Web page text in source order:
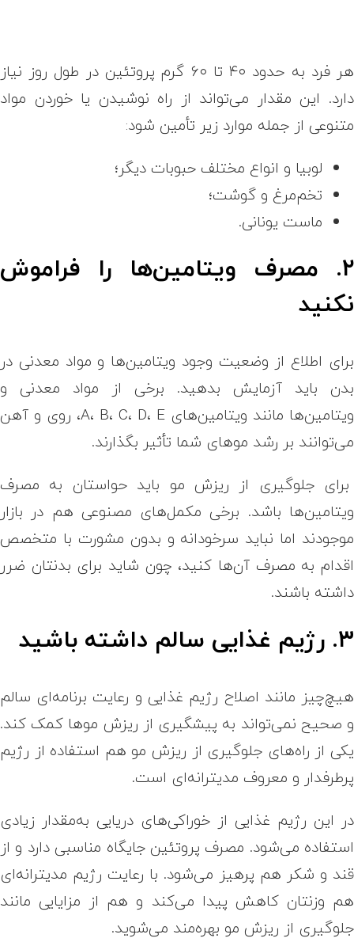
هر فرد به حدود ۴۰ تا ۶۰ گرم پروتئین در طول روز نیاز
دارد. این مقدار می‌تواند از راه نوشیدن یا خوردن مواد
متنوعی از جمله موارد زیر تأمین شود:
لوبیا و انواع مختلف حبوبات دیگر؛
تخم‌مرغ و گوشت؛
ماست یونانی.
۲. مصرف ویتامین‌ها را فراموش
نکنید
برای اطلاع از وضعیت وجود ویتامین‌ها و مواد معدنی در
بدن باید آزمایش بدهید. برخی از مواد معدنی و
ویتامین‌ها مانند ویتامین‌های A، B، C، D، E، روی و آهن
می‌توانند بر رشد موهای شما تأثیر بگذارند.
برای جلوگیری از ریزش مو باید حواستان به مصرف
ویتامین‌ها باشد. برخی مکمل‌های مصنوعی هم در بازار
موجودند اما نباید سرخودانه و بدون مشورت با متخصص
اقدام به مصرف آن‌ها کنید، چون شاید برای بدنتان ضرر
داشته باشند.
۳. رژیم غذایی سالم داشته باشید
هیچ‌چیز مانند اصلاح رژیم غذایی و رعایت برنامه‌ای سالم
و صحیح نمی‌تواند به پیشگیری از ریزش موها کمک کند.
یکی از راه‌های جلوگیری از ریزش مو هم استفاده از رژیم
پرطرفدار و معروف مدیترانه‌ای است.
در این رژیم غذایی از خوراکی‌های دریایی به‌مقدار زیادی
استفاده می‌شود. مصرف پروتئین جایگاه مناسبی دارد و از
قند و شکر هم پرهیز می‌شود. با رعایت رژیم مدیترانه‌ای
هم وزنتان کاهش پیدا می‌کند و هم از مزایایی مانند
جلوگیری از ریزش مو بهره‌مند می‌شوید.